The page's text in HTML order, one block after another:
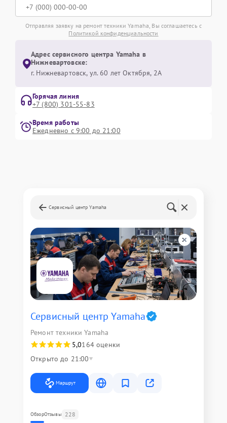
Отправляя заявку на ремонт техники Yamaha, Вы соглашаетесь с
Политикой конфиденциальности
Адрес сервисного центра Yamaha в
Нижневартовске:
г. Нижневартовск, ул. 60 лет Октября, 2А
Горячая линия
+7 (800) 301-55-83
Время работы
Ежедневно с 9:00 до 21:00
Сервисный центр Yamaha
Сервисный центр Yamaha
Ремонт техники Yamaha
5,0164 оценки
Открыто до 21:00
Маршрут
ОбзорОтзывы 228